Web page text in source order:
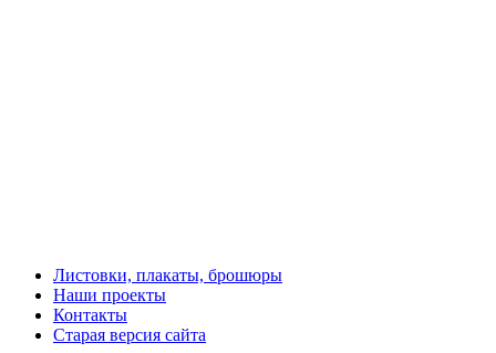
Листовки, плакаты, брошюры
Наши проекты
Контакты
Старая версия сайта